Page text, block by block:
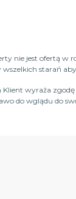
nie jest ofertą
starań
wyraża
do wglądu do